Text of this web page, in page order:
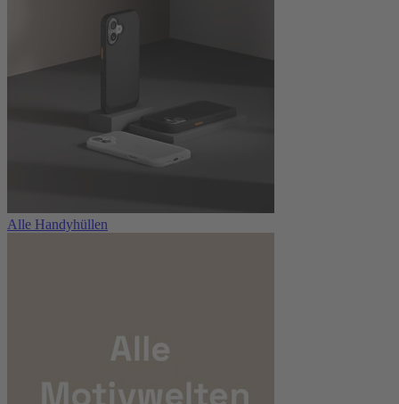
Alle Handyhüllen